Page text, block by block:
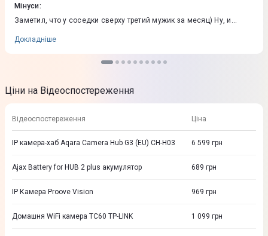
Мінуси:
Заметил, что у соседки сверху третий мужик за месяц) Ну, и
Докладніше
Ціни на Відеоспостереження
Відеоспостереження Ціна
IP камера-хаб Aqara Camera Hub G3 (EU) CH-H03 6 599 грн
Ajax Battery for HUB 2 plus акумулятор 689 грн
IP Камера Proove Vision 969 грн
Домашня WiFi камера TC60 TP-LINK 1 099 грн